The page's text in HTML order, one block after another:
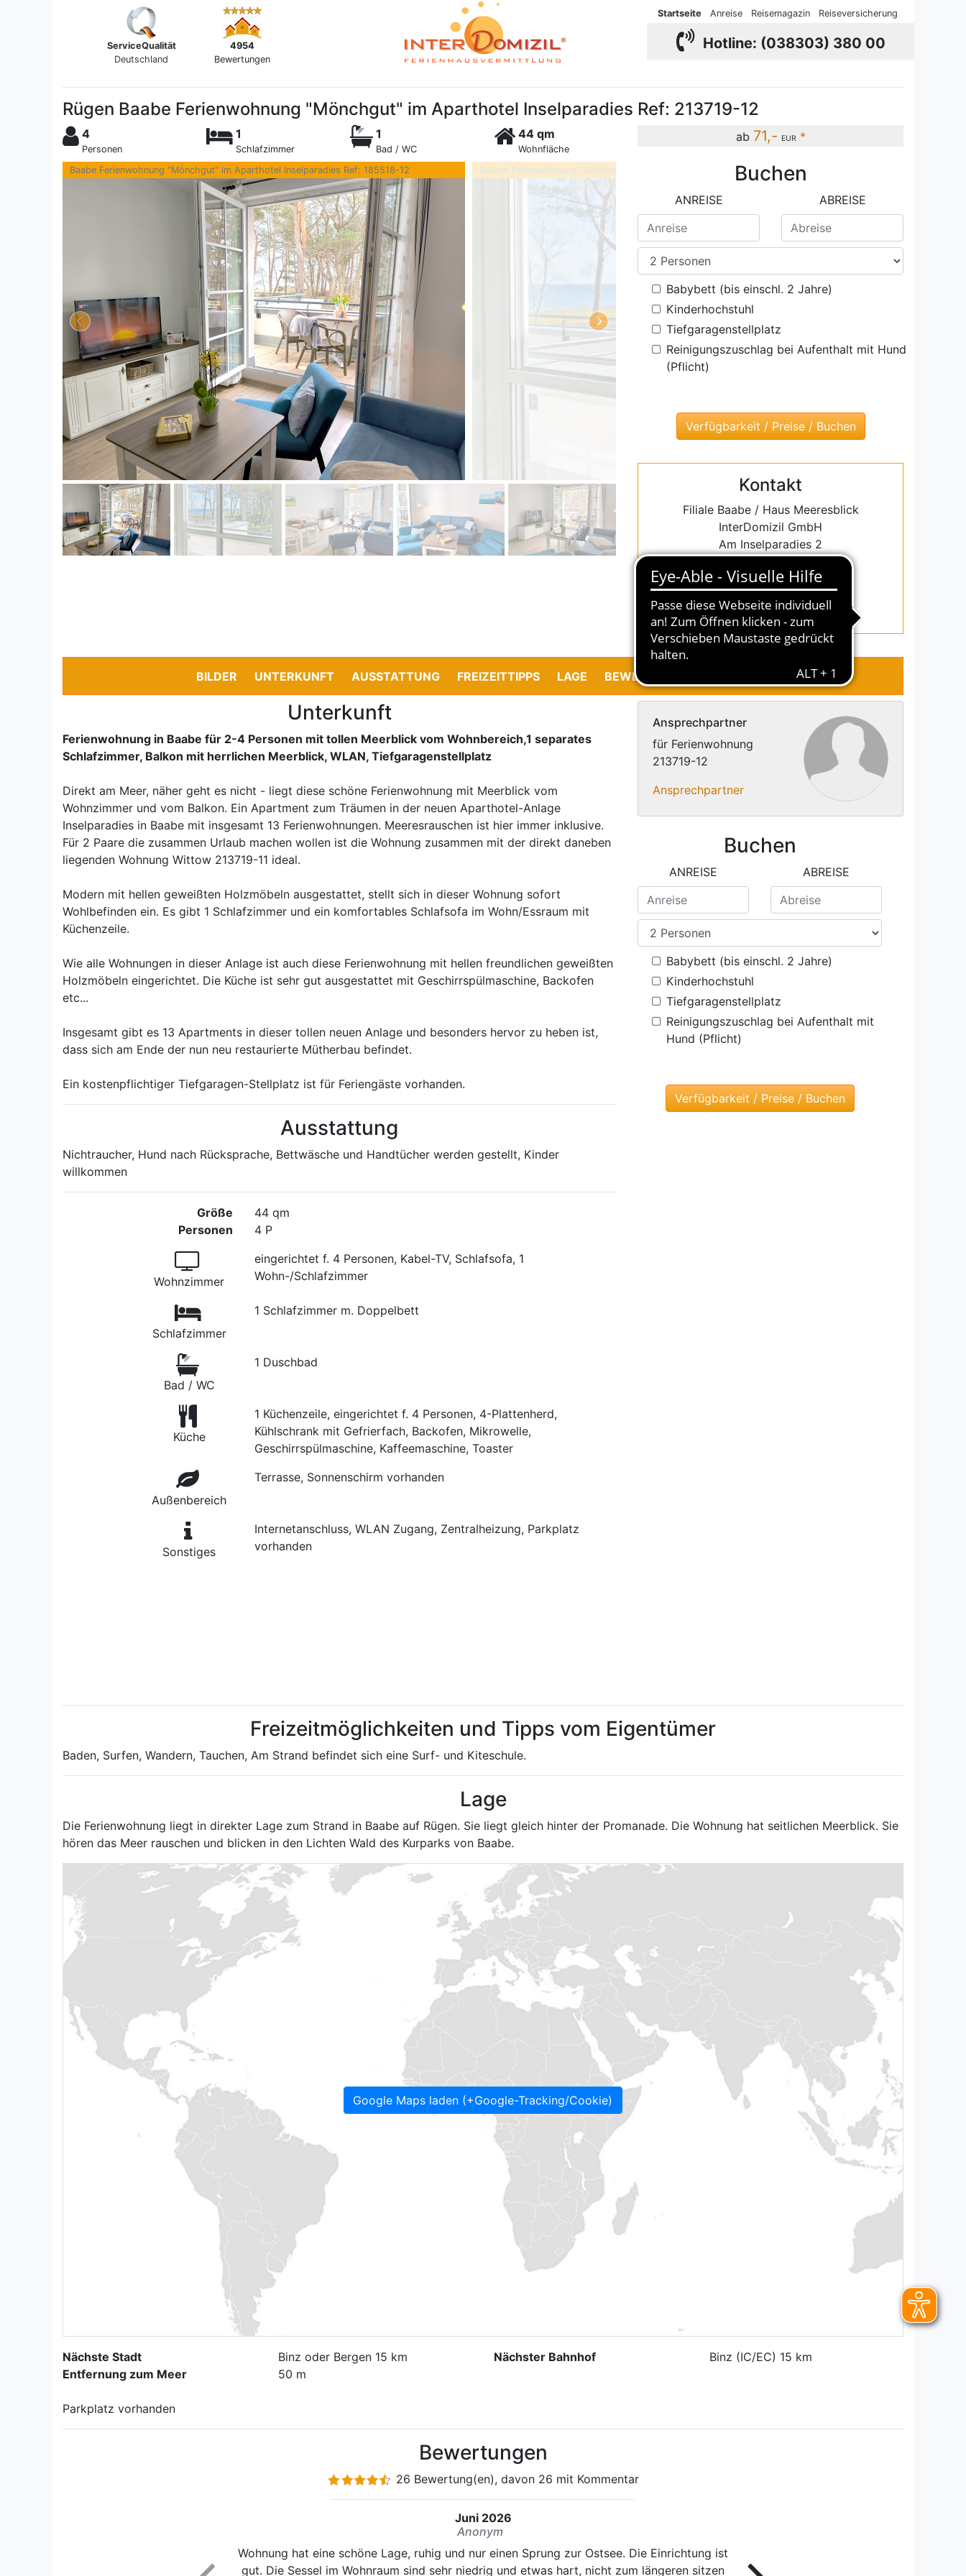
ServiceQualität
Deutschland
4954
Bewertungen
Startseite Anreise Reisemagazin Reiseversicherung
Hotline: (038303) 380 00
Rügen Baabe Ferienwohnung "Mönchgut" im Aparthotel Inselparadies Ref: 213719-12
4
Personen
1
Schlafzimmer
1
Bad / WC
44 qm
Wohnfläche
ab 71,- EUR *
Baabe Ferienwohnung "Mönchgut" im Aparthotel Inselparadies Ref: 185518-12 Balkon Ferienwohnung "Mönchgut" im Aparthotel Inselparadies Ref: 185518-12
Buchen
ANREISE ABREISE
Babybett (bis einschl. 2 Jahre)
Kinderhochstuhl
Tiefgaragenstellplatz
Reinigungszuschlag bei Aufenthalt mit Hund
(Pflicht)
Kontakt
Filiale Baabe / Haus Meeresblick
InterDomizil GmbH
Am Inselparadies 2
E-Mail: baabe@interdomizil.de
BILDER UNTERKUNFT AUSSTATTUNG FREIZEITTIPPS LAGE BEWERTUNGEN
Unterkunft
Ferienwohnung in Baabe für 2-4 Personen mit tollen Meerblick vom Wohnbereich,1 separates
Schlafzimmer, Balkon mit herrlichen Meerblick, WLAN, Tiefgaragenstellplatz
Direkt am Meer, näher geht es nicht - liegt diese schöne Ferienwohnung mit Meerblick vom
Wohnzimmer und vom Balkon. Ein Apartment zum Träumen in der neuen Aparthotel-Anlage
Inselparadies in Baabe mit insgesamt 13 Ferienwohnungen. Meeresrauschen ist hier immer inklusive.
Für 2 Paare die zusammen Urlaub machen wollen ist die Wohnung zusammen mit der direkt daneben
liegenden Wohnung Wittow 213719-11 ideal.
Modern mit hellen geweißten Holzmöbeln ausgestattet, stellt sich in dieser Wohnung sofort
Wohlbefinden ein. Es gibt 1 Schlafzimmer und ein komfortables Schlafsofa im Wohn/Essraum mit
Küchenzeile.
Wie alle Wohnungen in dieser Anlage ist auch diese Ferienwohnung mit hellen freundlichen geweißten
Holzmöbeln eingerichtet. Die Küche ist sehr gut ausgestattet mit Geschirrspülmaschine, Backofen
etc...
Insgesamt gibt es 13 Apartments in dieser tollen neuen Anlage und besonders hervor zu heben ist,
dass sich am Ende der nun neu restaurierte Mütherbau befindet.
Ein kostenpflichtiger Tiefgaragen-Stellplatz ist für Feriengäste vorhanden.
Ausstattung
Nichtraucher, Hund nach Rücksprache, Bettwäsche und Handtücher werden gestellt, Kinder
willkommen
Größe
Personen
44 qm
4 P
Wohnzimmer
eingerichtet f. 4 Personen, Kabel-TV, Schlafsofa, 1
Wohn-/Schlafzimmer
Schlafzimmer
1 Schlafzimmer m. Doppelbett
Bad / WC
1 Duschbad
Küche
1 Küchenzeile, eingerichtet f. 4 Personen, 4-Plattenherd,
Kühlschrank mit Gefrierfach, Backofen, Mikrowelle,
Geschirrspülmaschine, Kaffeemaschine, Toaster
Außenbereich
Terrasse, Sonnenschirm vorhanden
Sonstiges
Internetanschluss, WLAN Zugang, Zentralheizung, Parkplatz
vorhanden
Ansprechpartner
für Ferienwohnung
213719-12
Ansprechpartner
Buchen
ANREISE ABREISE
Babybett (bis einschl. 2 Jahre)
Kinderhochstuhl
Tiefgaragenstellplatz
Reinigungszuschlag bei Aufenthalt mit
Hund (Pflicht)
Freizeitmöglichkeiten und Tipps vom Eigentümer
Baden, Surfen, Wandern, Tauchen, Am Strand befindet sich eine Surf- und Kiteschule.
Lage
Die Ferienwohnung liegt in direkter Lage zum Strand in Baabe auf Rügen. Sie liegt gleich hinter der Promanade. Die Wohnung hat seitlichen Meerblick. Sie
hören das Meer rauschen und blicken in den Lichten Wald des Kurparks von Baabe.
Google Maps laden (+Google-Tracking/Cookie)
Nächste Stadt
Binz oder Bergen 15 km
Entfernung zum Meer
50 m
Nächster Bahnhof Binz (IC/EC) 15 km
Parkplatz vorhanden
Bewertungen
26 Bewertung(en), davon 26 mit Kommentar
Juni 2026
Anonym
Wohnung hat eine schöne Lage, ruhig und nur einen Sprung zur Ostsee. Die Einrichtung ist
gut. Die Sessel im Wohnraum sind sehr niedrig und etwas hart, nicht zum längeren sitzen